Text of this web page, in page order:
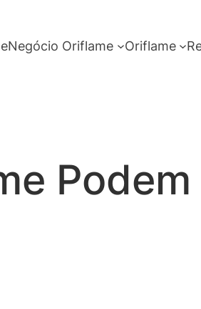
Negócio Oriflame Oriflame
Podem